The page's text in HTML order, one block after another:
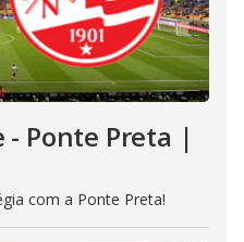
- Ponte Preta |
com a Ponte Preta!